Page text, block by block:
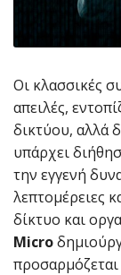
Οι κλασσικές
απειλές,
δικτύου, αλλά
υπάρχει
την εγγενή
λεπτομέρειες
δίκτυο και
Micro
προσαρμόζεται